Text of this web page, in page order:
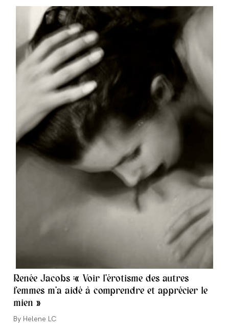
la
publication :
Renée Jacobs :« Voir l’érotisme des autres
femmes m’a aidé à comprendre et apprécier le
mien »
Auteur/autrice
Helene LC